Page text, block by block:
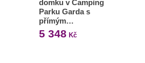
domku v Camping
Parku Garda s
přímým…
5 348 Kč